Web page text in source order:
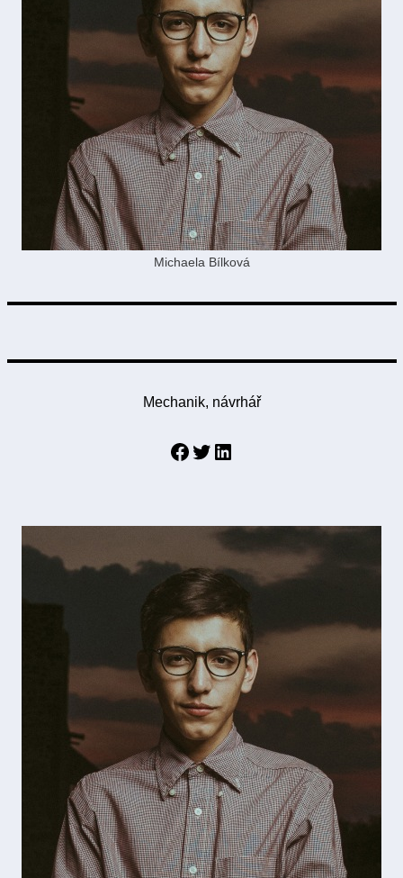
Michaela Bílková
Mechanik, návrhář